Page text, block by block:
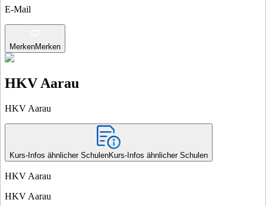
E-Mail
MerkenMerken
HKV Aarau
HKV Aarau
Kurs-Infos ähnlicher SchulenKurs-Infos ähnlicher Schulen
HKV Aarau
HKV Aarau